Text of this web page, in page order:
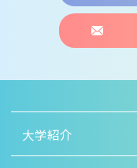
大学紹介